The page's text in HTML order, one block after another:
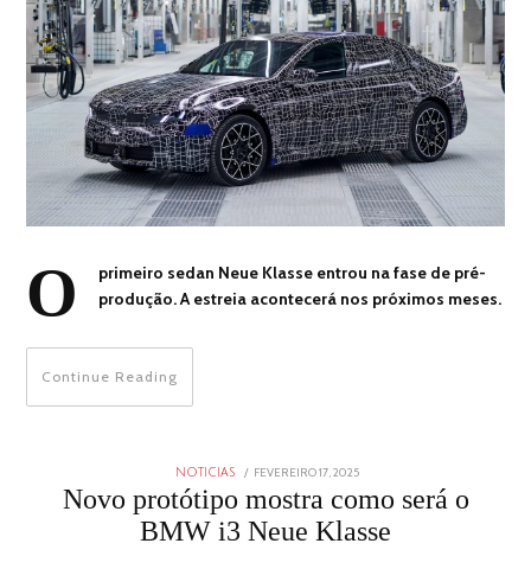
O
primeiro sedan Neue Klasse entrou na fase de pré-
produção. A estreia acontecerá nos próximos meses.
Continue Reading
NOTICIAS
POSTED
FEVEREIRO 17, 2025FEVEREIRO
2025
Novo protótipo mostra como será o
BMW i3 Neue Klasse